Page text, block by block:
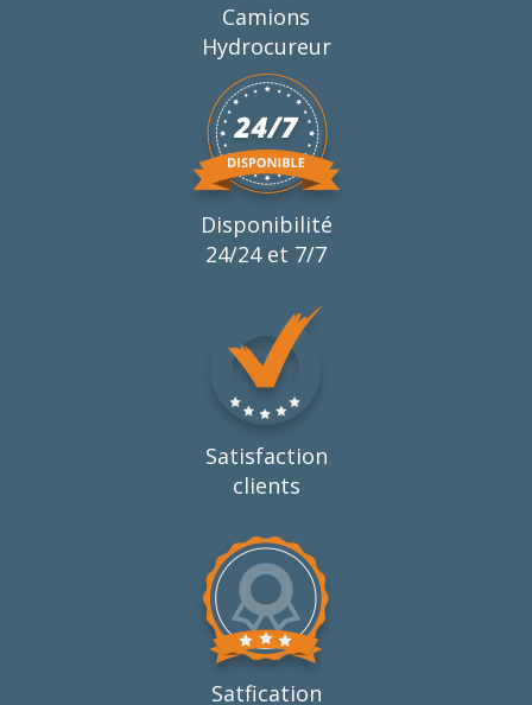
Camions
Hydrocureur
Disponibilité
24/24 et 7/7
Satisfaction
clients
Satfication